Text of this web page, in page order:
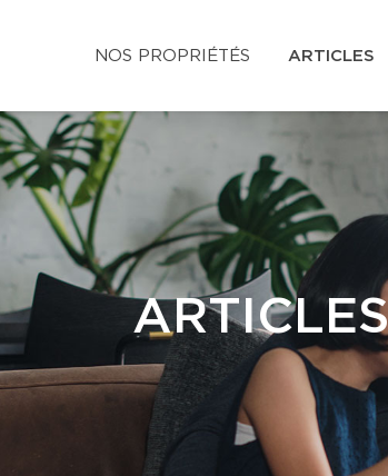
NOS PROPRIÉTÉS ARTICLES
ARTICLES